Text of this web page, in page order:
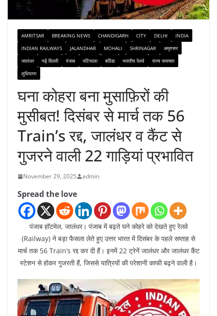
AMRITSAR BREAKING NEWS CHANDIGARH CITY DELHI
INDIA
INDIAN RAILWAYS
JALANDHAR MOHALI SHRINAGAR
अमृतसर
जालंधर
नई दिल्ली पंजाब पटियाला बठिंडा भारतीय रेलवे
राज्य समाचार
लुधियाना
घना कोहरा बना मुसाफ़िरों की
मुसीबत! दिसंबर से मार्च तक 56
Train’s रद्द, जालंधर व कैंट से
गुजरने वाली 22 गाड़ियां प्रभावित
November 29, 2025 admin
Spread the love
पंजाब हॉटमेल, जालंधर। पंजाब में बढ़ते घने कोहरे को देखते हुए रेलवे
(Railway) ने बड़ा फैसला लेते हुए उत्तर भारत में दिसंबर के पहले सप्ताह से
मार्च तक 56 Train’s रद्द कर दी हैं। इनमें 22 ट्रेनें जालंधर और जालंधर कैंट
स्टेशन से होकर गुजरती हैं, जिससे यात्रियों की परेशानी काफी बढ़ने वाली है।